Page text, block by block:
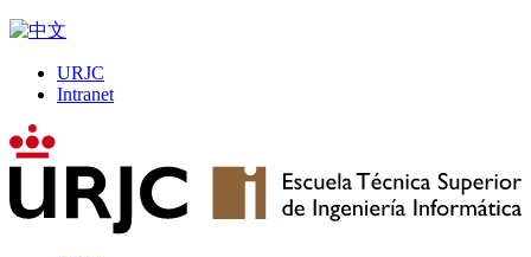
URJC
Intranet